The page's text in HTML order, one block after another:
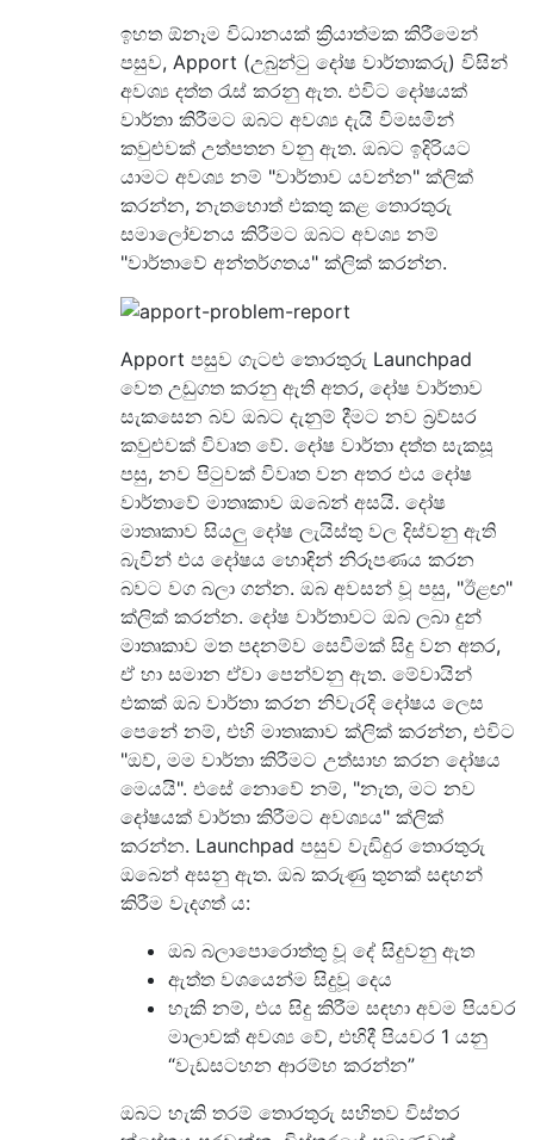
ඉහත ඕනෑම විධානයක් ක්‍රියාත්මක කිරීමෙන්
පසුව, Apport (උබුන්ටු දෝෂ වාර්තාකරු) විසින්
අවශ්‍ය දත්ත රැස් කරනු ඇත. එවිට දෝෂයක්
වාර්තා කිරීමට ඔබට අවශ්‍ය දැයි විමසමින්
කවුළුවක් උත්පතන වනු ඇත. ඔබට ඉදිරියට
යාමට අවශ්‍ය නම් "වාර්තාව යවන්න" ක්ලික්
කරන්න, නැතහොත් එකතු කළ තොරතුරු
සමාලෝචනය කිරීමට ඔබට අවශ්‍ය නම්
"වාර්තාවේ අන්තර්ගතය" ක්ලික් කරන්න.
Apport පසුව ගැටළු තොරතුරු Launchpad
වෙත උඩුගත කරනු ඇති අතර, දෝෂ වාර්තාව
සැකසෙන බව ඔබට දැනුම් දීමට නව බ්‍රව්සර
කවුළුවක් විවෘත වේ. දෝෂ වාර්තා දත්ත සැකසූ
පසු, නව පිටුවක් විවෘත වන අතර එය දෝෂ
වාර්තාවේ මාතෘකාව ඔබෙන් අසයි. දෝෂ
මාතෘකාව සියලු දෝෂ ලැයිස්තු වල දිස්වනු ඇති
බැවින් එය දෝෂය හොඳින් නිරූපණය කරන
බවට වග බලා ගන්න. ඔබ අවසන් වූ පසු, "ඊළඟ"
ක්ලික් කරන්න. දෝෂ වාර්තාවට ඔබ ලබා දුන්
මාතෘකාව මත පදනම්ව සෙවීමක් සිදු වන අතර,
ඒ හා සමාන ඒවා පෙන්වනු ඇත. මේවායින්
එකක් ඔබ වාර්තා කරන නිවැරදි දෝෂය ලෙස
පෙනේ නම්, එහි මාතෘකාව ක්ලික් කරන්න, එවිට
"ඔව්, මම වාර්තා කිරීමට උත්සාහ කරන දෝෂය
මෙයයි". එසේ නොවේ නම්, "නැත, මට නව
දෝෂයක් වාර්තා කිරීමට අවශ්‍යය" ක්ලික්
කරන්න. Launchpad පසුව වැඩිදුර තොරතුරු
ඔබෙන් අසනු ඇත. ඔබ කරුණු තුනක් සඳහන්
කිරීම වැදගත් ය:
ඔබ බලාපොරොත්තු වූ දේ සිදුවනු ඇත
ඇත්ත වශයෙන්ම සිදුවූ දෙය
හැකි නම්, එය සිදු කිරීම සඳහා අවම පියවර
මාලාවක් අවශ්‍ය වේ, එහිදී පියවර 1 යනු
“වැඩසටහන ආරම්භ කරන්න”
ඔබට හැකි තරම් තොරතුරු සහිතව විස්තර